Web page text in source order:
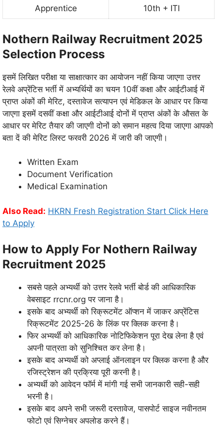
Apprentice 10th + ITI
Nothern Railway Recruitment 2025
Selection Process
इसमें लिखित परीक्षा या साक्षात्कार का आयोजन नहीं किया जाएगा उत्तर
रेलवे अप्रेंटिस भर्ती में अभ्यर्थियों का चयन 10वीं कक्षा और आईटीआई में
प्राप्त अंकों की मेरिट, दस्तावेज सत्यापन एवं मेडिकल के आधार पर किया
जाएगा इसमें दसवीं कक्षा और आईटीआई दोनों में प्राप्त अंकों के औसत के
आधार पर मेरिट तैयार की जाएगी दोनों को समान महत्व दिया जाएगा आपको
बता दें की मेरिट लिस्ट फरवरी 2026 में जारी की जाएगी।
Written Exam
Document Verification
Medical Examination
Also Read: HKRN Fresh Registration Start Click Here
to Apply
How to Apply For Nothern Railway
Recruitment 2025
सबसे पहले अभ्यर्थी को उत्तर रेलवे भर्ती बोर्ड की आधिकारिक
वेबसाइट rrcnr.org पर जाना है।
इसके बाद अभ्यर्थी को रिक्रूटमेंट ऑप्शन में जाकर अप्रेंटिस
रिक्रूटमेंट 2025-26 के लिंक पर क्लिक करना है।
फिर अभ्यर्थी को आधिकारिक नोटिफिकेशन पूरा देख लेना है एवं
अपनी पात्रता को सुनिश्चित कर लेना है।
इसके बाद अभ्यर्थी को अप्लाई ऑनलाइन पर क्लिक करना है और
रजिस्ट्रेशन की प्रक्रिया पूरी करनी है।
अभ्यर्थी को आवेदन फॉर्म में मांगी गई सभी जानकारी सही-सही
भरनी है।
इसके बाद अपने सभी जरूरी दस्तावेज, पासपोर्ट साइज नवीनतम
फोटो एवं सिग्नेचर अपलोड करने हैं।